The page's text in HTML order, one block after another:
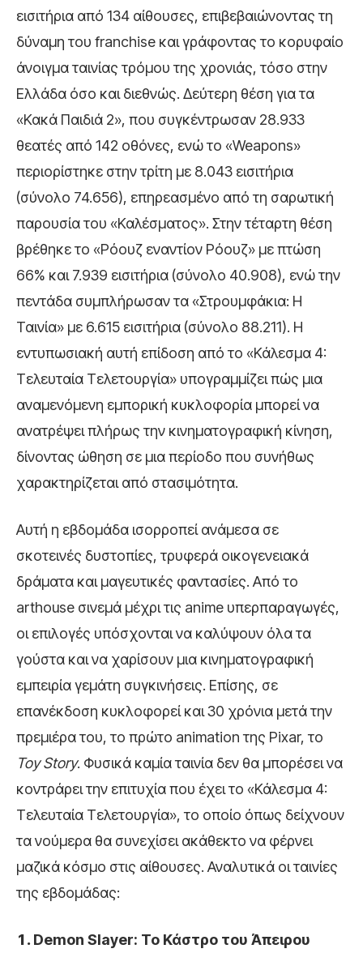
εισιτήρια από 134 αίθουσες, επιβεβαιώνοντας τη
δύναμη του franchise και γράφοντας το κορυφαίο
άνοιγμα ταινίας τρόμου της χρονιάς, τόσο στην
Ελλάδα όσο και διεθνώς. Δεύτερη θέση για τα
«Κακά Παιδιά 2», που συγκέντρωσαν 28.933
θεατές από 142 οθόνες, ενώ το «Weapons»
περιορίστηκε στην τρίτη με 8.043 εισιτήρια
(σύνολο 74.656), επηρεασμένο από τη σαρωτική
παρουσία του «Καλέσματος». Στην τέταρτη θέση
βρέθηκε το «Ρόουζ εναντίον Ρόουζ» με πτώση
66% και 7.939 εισιτήρια (σύνολο 40.908), ενώ την
πεντάδα συμπλήρωσαν τα «Στρουμφάκια: Η
Ταινία» με 6.615 εισιτήρια (σύνολο 88.211). Η
εντυπωσιακή αυτή επίδοση από το «Κάλεσμα 4:
Τελευταία Τελετουργία» υπογραμμίζει πώς μια
αναμενόμενη εμπορική κυκλοφορία μπορεί να
ανατρέψει πλήρως την κινηματογραφική κίνηση,
δίνοντας ώθηση σε μια περίοδο που συνήθως
χαρακτηρίζεται από στασιμότητα.
Αυτή η εβδομάδα ισορροπεί ανάμεσα σε
σκοτεινές δυστοπίες, τρυφερά οικογενειακά
δράματα και μαγευτικές φαντασίες. Από το
arthouse σινεμά μέχρι τις anime υπερπαραγωγές,
οι επιλογές υπόσχονται να καλύψουν όλα τα
γούστα και να χαρίσουν μια κινηματογραφική
εμπειρία γεμάτη συγκινήσεις. Επίσης, σε
επανέκδοση κυκλοφορεί και 30 χρόνια μετά την
πρεμιέρα του, το πρώτο animation της Pixar, το
Toy Story. Φυσικά καμία ταινία δεν θα μπορέσει να
κοντράρει την επιτυχία που έχει το «Κάλεσμα 4:
Τελευταία Τελετουργία», το οποίο όπως δείχνουν
τα νούμερα θα συνεχίσει ακάθεκτο να φέρνει
μαζικά κόσμο στις αίθουσες. Αναλυτικά οι ταινίες
της εβδομάδας:
Demon Slayer: Το Κάστρο του Άπειρου